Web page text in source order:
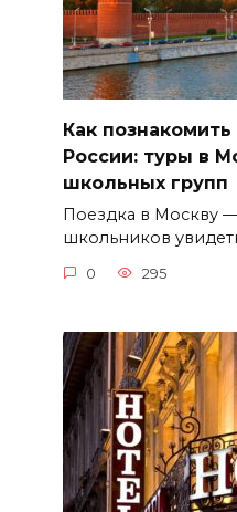
Как
России: туры в
школьных групп
Поездка в Москву
школьников
0 295